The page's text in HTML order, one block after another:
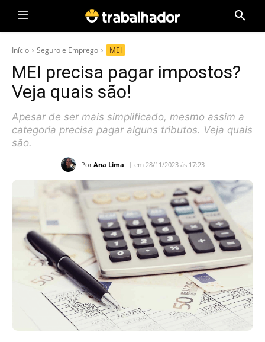
Início Seguro e Emprego MEI
MEI precisa pagar impostos?
Veja quais são!
Apesar de ser mais simplificado, mesmo assim a
categoria precisa pagar alguns tributos. Veja quais
são.
Por Ana Lima em 28/11/2023 às 17:23